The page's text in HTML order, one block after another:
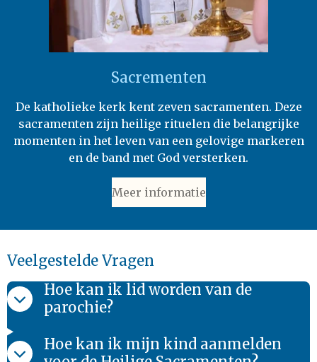
Sacrementen
De katholieke kerk kent zeven sacramenten. Deze
sacramenten zijn heilige rituelen die belangrijke
momenten in het leven van een gelovige markeren
en de band met God versterken.
Meer informatie
Veelgestelde Vragen
Hoe kan ik lid worden van de
parochie?
Hoe kan ik mijn kind aanmelden